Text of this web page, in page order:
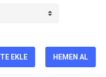
EKLE HEMEN AL